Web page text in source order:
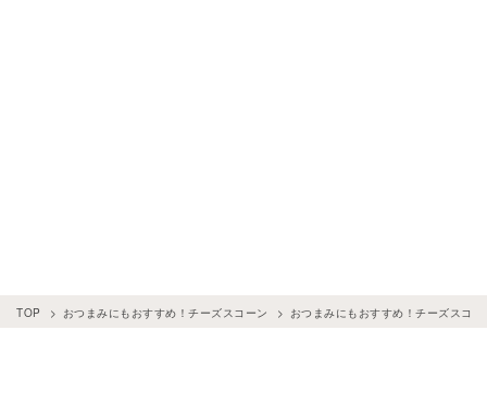
TOP おつまみにもおすすめ！チーズスコーン おつまみにもおすすめ！チーズスコ